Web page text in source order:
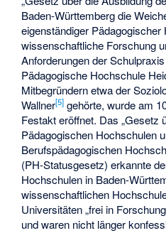
Baden-Württemberg die
eigenständiger
wissenschaftliche Forschung
Anforderungen der
Pädagogische Hochschule
Mitbegründern etwa der
Wallner[5] gehörte, wurde am
Festakt eröffnet. Das „Gesetz
Pädagogischen Hochschulen
Berufspädagogischen
(PH-Statusgesetz) erkannte
Hochschulen in Baden-
wissenschaftlichen
Universitäten „frei in
und waren nicht länger